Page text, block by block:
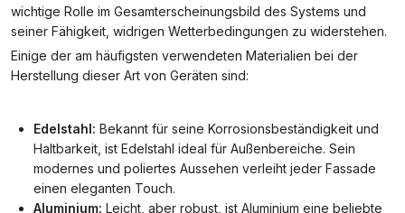
wichtige Rolle im Gesamterscheinungsbild des Systems und
seiner Fähigkeit, widrigen Wetterbedingungen zu widerstehen.
Einige der am häufigsten verwendeten Materialien bei der
Herstellung dieser Art von Geräten sind:
Edelstahl: Bekannt für seine Korrosionsbeständigkeit und
Haltbarkeit, ist Edelstahl ideal für Außenbereiche. Sein
modernes und poliertes Aussehen verleiht jeder Fassade
einen eleganten Touch.
Aluminium: Leicht, aber robust, ist Aluminium eine beliebte